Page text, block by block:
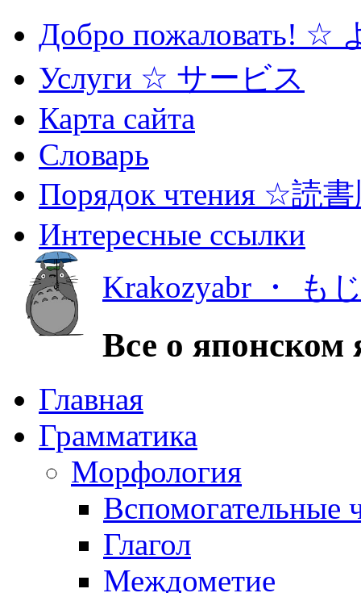
Добро пожаловать! ☆
Услуги ☆ サービス
Карта сайта
Словарь
Порядок чтения ☆読
Интересные ссылки
Krakozyabr ・ も
Все о японском
Главная
Грамматика
Морфология
Вспомогательные
Глагол
Междометие